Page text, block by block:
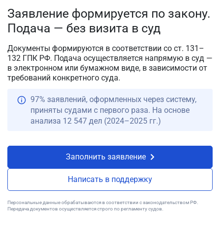
Заявление формируется по закону.
Подача — без визита в суд
Документы формируются в соответствии со ст. 131–
132 ГПК РФ. Подача осуществляется напрямую в суд —
в электронном или бумажном виде, в зависимости от
требований конкретного суда.
97% заявлений, оформленных через систему,
приняты судами с первого раза. На основе
анализа 12 547 дел (2024–2025 гг.)
Заполнить заявление
Написать в поддержку
Персональные данные обрабатываются в соответствии с законодательством РФ.
Передача документов осуществляется строго по регламенту судов.